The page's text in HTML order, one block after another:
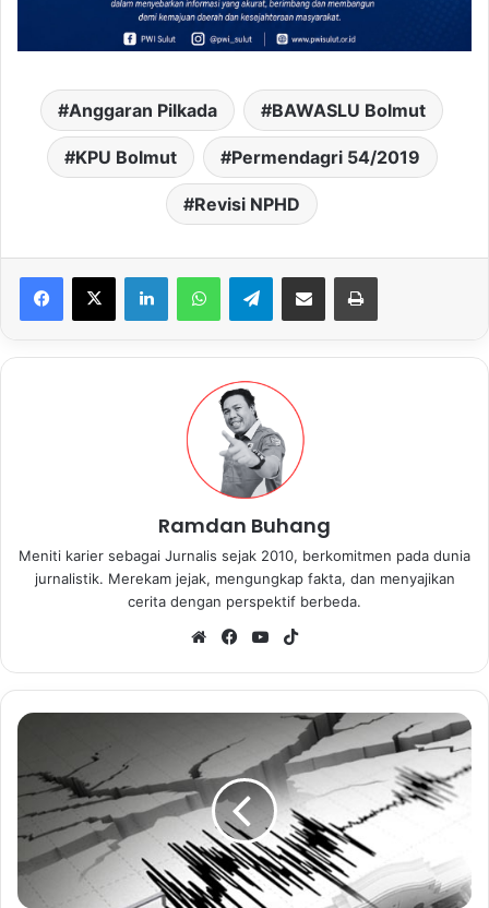
Anggaran Pilkada BAWASLU Bolmut
KPU Bolmut Permendagri 54/2019
Revisi NPHD
Telegram
Ramdan Buhang
Meniti karier sebagai Jurnalis sejak 2010, berkomitmen pada dunia
jurnalistik. Merekam jejak, mengungkap fakta, dan menyajikan
cerita dengan perspektif berbeda.
We
te
Fa
bo
ok
Yo
ub
e
k
G
m
p
a
B
e